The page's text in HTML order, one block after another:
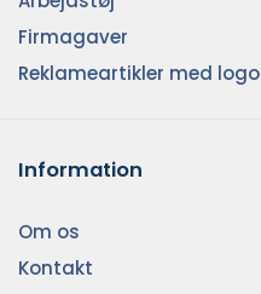
Firmagaver
Reklameartikler med logo
Information
Om os
Kontakt